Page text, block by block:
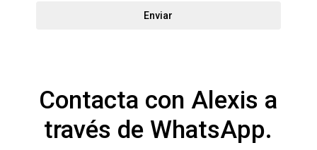
Enviar
Contacta con Alexis a
través de WhatsApp.